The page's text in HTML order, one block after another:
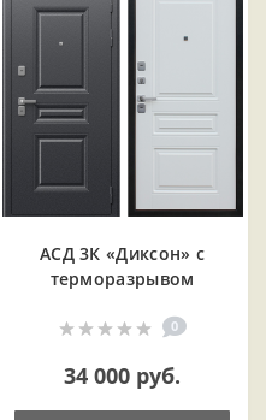
АСД 3К «Диксон» с
терморазрывом
0
34 000 руб.